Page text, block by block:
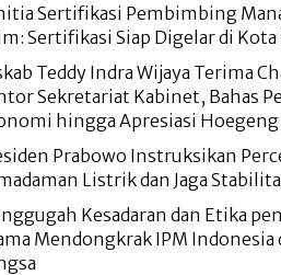
Sertifikasi Pembimbing
Sertifikasi Siap Digelar di Kota
Teddy Indra Wijaya Terima
Sekretariat Kabinet, Bahas
hingga Apresiasi Hoegeng
Prabowo Instruksikan
Listrik dan Jaga
Kesadaran dan Etika
Mendongkrak IPM Indonesia